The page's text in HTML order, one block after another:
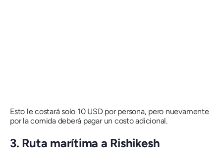
Esto le costará solo 10 USD por persona, pero nuevamente
por la comida deberá pagar un costo adicional.
3. Ruta marítima a Rishikesh